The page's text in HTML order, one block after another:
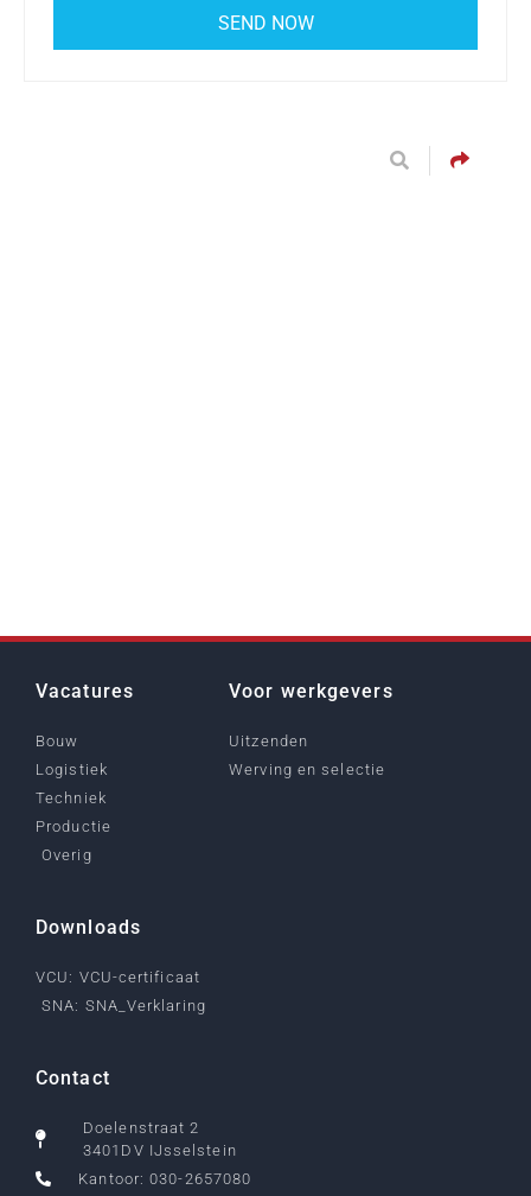
Vacatures
Bouw
Logistiek
Techniek
Productie
Overig
Voor werkgevers
Uitzenden
Werving en selectie
Downloads
VCU: VCU-certificaat
SNA: SNA_Verklaring
Contact
Doelenstraat 2
3401DV IJsselstein
Kantoor: 030-2657080